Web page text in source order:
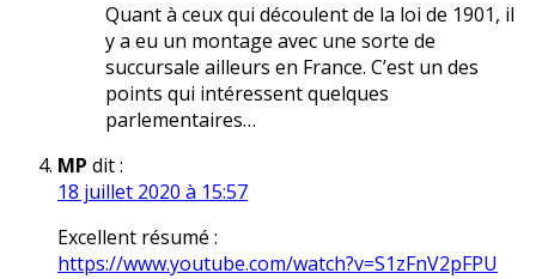
Quant à ceux qui découlent de la loi de 1901, il
y a eu un montage avec une sorte de
succursale ailleurs en France. C’est un des
points qui intéressent quelques
parlementaires…
MP dit :
18 juillet 2020 à 15:57
Excellent résumé :
https://www.youtube.com/watch?v=S1zFnV2pFPU